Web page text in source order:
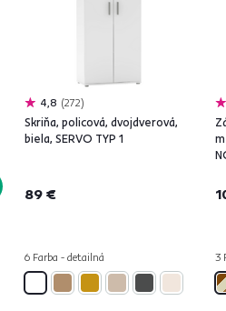
4,8 272
Skriňa, policová, dvojdverová,
biela, SERVO TYP 1
89 €
6 Farba - detailná 3